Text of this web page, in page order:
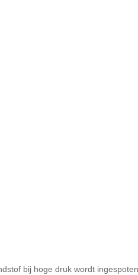
bij hoge druk wordt